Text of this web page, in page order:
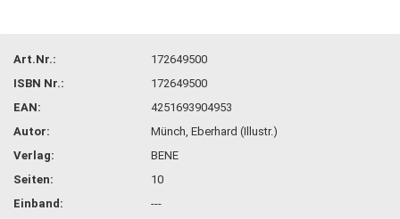
Art.Nr.:
172649500
ISBN Nr.:
172649500
EAN:
4251693904953
Autor:
Münch, Eberhard (Illustr.)
Verlag:
BENE
Seiten:
10
Einband:
---